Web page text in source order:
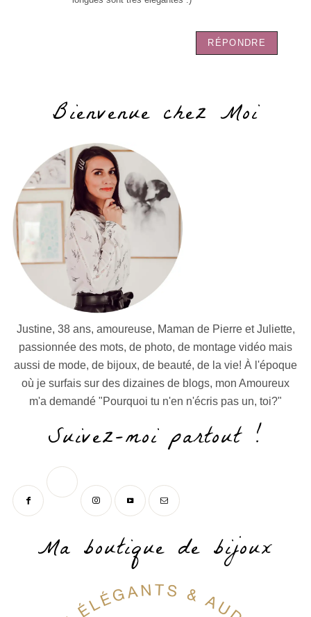
RÉPONDRE
Bienvenue chez Moi
Justine, 38 ans, amoureuse, Maman de Pierre et Juliette,
passionnée des mots, de photo, de montage vidéo mais
aussi de mode, de bijoux, de beauté, de la vie! À l'époque
où je surfais sur des dizaines de blogs, mon Amoureux
m'a demandé "Pourquoi tu n'en n'écris pas un, toi?"
Suivez-moi partout !
Ma boutique de bijoux